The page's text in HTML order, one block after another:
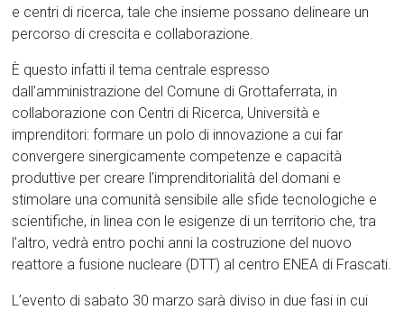
e centri di ricerca, tale che insieme possano delineare un
percorso di crescita e collaborazione.
È questo infatti il tema centrale espresso
dall’amministrazione del Comune di Grottaferrata, in
collaborazione con Centri di Ricerca, Università e
imprenditori: formare un polo di innovazione a cui far
convergere sinergicamente competenze e capacità
produttive per creare l’imprenditorialità del domani e
stimolare una comunità sensibile alle sfide tecnologiche e
scientifiche, in linea con le esigenze di un territorio che, tra
l’altro, vedrà entro pochi anni la costruzione del nuovo
reattore a fusione nucleare (DTT) al centro ENEA di Frascati.
L’evento di sabato 30 marzo sarà diviso in due fasi in cui